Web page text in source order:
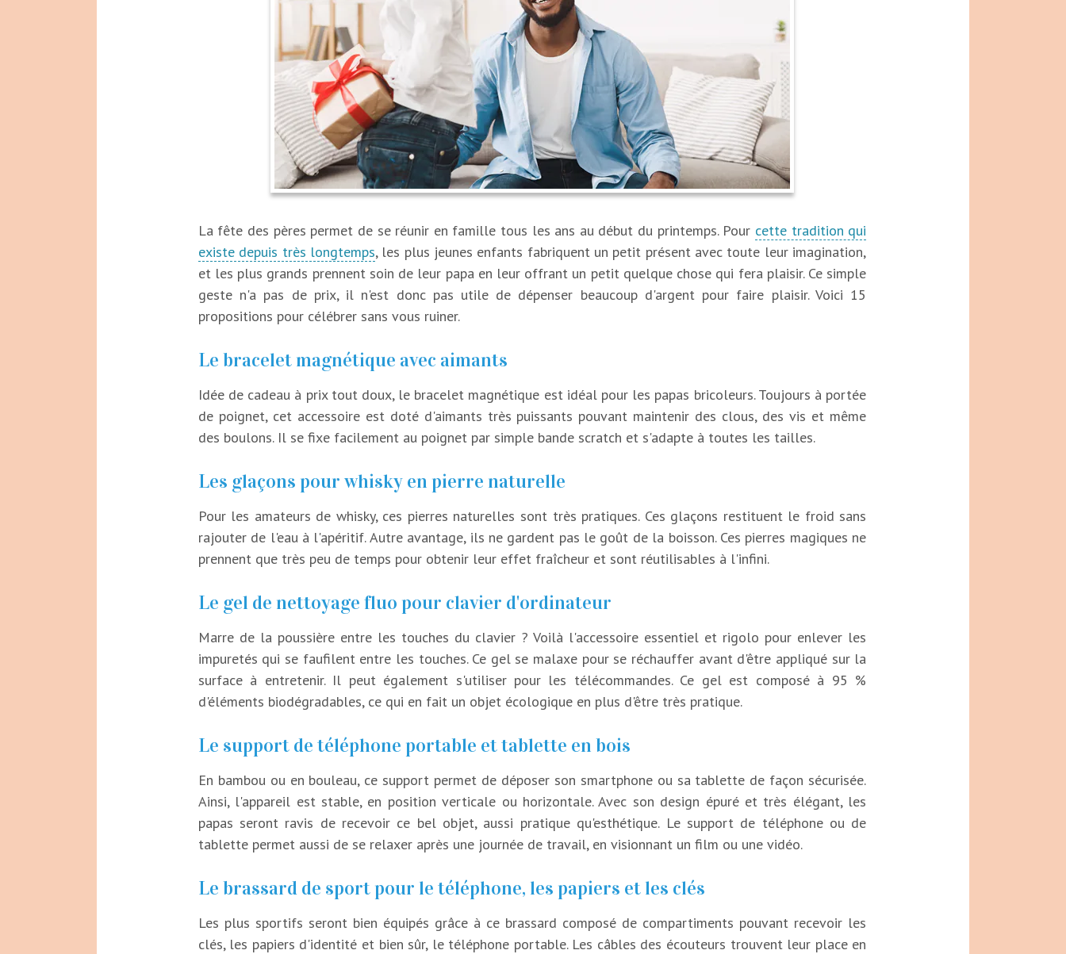
La fête des pères permet de se réunir en famille tous les ans au début du printemps. Pour cette tradition qui
existe depuis très longtemps, les plus jeunes enfants fabriquent un petit présent avec toute leur imagination,
et les plus grands prennent soin de leur papa en leur offrant un petit quelque chose qui fera plaisir. Ce simple
geste n'a pas de prix, il n'est donc pas utile de dépenser beaucoup d'argent pour faire plaisir. Voici 15
propositions pour célébrer sans vous ruiner.
Le bracelet magnétique avec aimants
Idée de cadeau à prix tout doux, le bracelet magnétique est idéal pour les papas bricoleurs. Toujours à portée
de poignet, cet accessoire est doté d'aimants très puissants pouvant maintenir des clous, des vis et même
des boulons. Il se fixe facilement au poignet par simple bande scratch et s'adapte à toutes les tailles.
Les glaçons pour whisky en pierre naturelle
Pour les amateurs de whisky, ces pierres naturelles sont très pratiques. Ces glaçons restituent le froid sans
rajouter de l'eau à l'apéritif. Autre avantage, ils ne gardent pas le goût de la boisson. Ces pierres magiques ne
prennent que très peu de temps pour obtenir leur effet fraîcheur et sont réutilisables à l'infini.
Le gel de nettoyage fluo pour clavier d'ordinateur
Marre de la poussière entre les touches du clavier ? Voilà l'accessoire essentiel et rigolo pour enlever les
impuretés qui se faufilent entre les touches. Ce gel se malaxe pour se réchauffer avant d'être appliqué sur la
surface à entretenir. Il peut également s'utiliser pour les télécommandes. Ce gel est composé à 95 %
d'éléments biodégradables, ce qui en fait un objet écologique en plus d'être très pratique.
Le support de téléphone portable et tablette en bois
En bambou ou en bouleau, ce support permet de déposer son smartphone ou sa tablette de façon sécurisée.
Ainsi, l'appareil est stable, en position verticale ou horizontale. Avec son design épuré et très élégant, les
papas seront ravis de recevoir ce bel objet, aussi pratique qu'esthétique. Le support de téléphone ou de
tablette permet aussi de se relaxer après une journée de travail, en visionnant un film ou une vidéo.
Le brassard de sport pour le téléphone, les papiers et les clés
Les plus sportifs seront bien équipés grâce à ce brassard composé de compartiments pouvant recevoir les
clés, les papiers d'identité et bien sûr, le téléphone portable. Les câbles des écouteurs trouvent leur place en